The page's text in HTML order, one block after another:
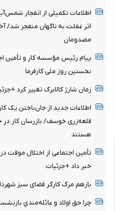
اطلاعات تکمیلی از انفجار
اثر غفلت به ناگهان منفجر شد/
مصدومان
پیام رئیس مؤسسه کار و تأمین
نخستین روز ملی کارفرما
زمان شارژ کالابرگ تغییر کرد
اطلاعات جدید از جان‌باختن یک
قلعه‌زری خوسف/ بازرسان کار در
هستند
تأمین اجتماعی از اختلال موقت
خبر داد +جزئیات
بازهم مرگ کارگر فضای سبز
چرا حق اولاد و عائله‌مندیِ